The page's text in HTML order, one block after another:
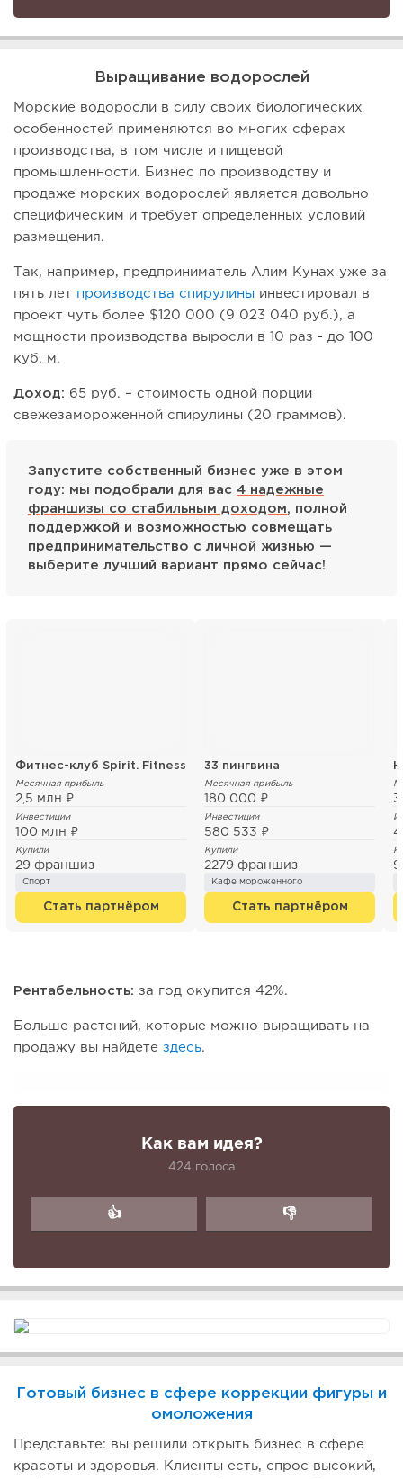
Выращивание водорослей
Морские водоросли в силу своих биологических
особенностей применяются во многих сферах
производства, в том числе и пищевой
промышленности. Бизнес по производству и
продаже морских водорослей является довольно
специфическим и требует определенных условий
размещения.
Так, например, предприниматель Алим Кунах уже за
пять лет производства спирулины инвестировал в
проект чуть более $120 000 (9 023 040 руб.), а
мощности производства выросли в 10 раз - до 100
куб. м.
Доход: 65 руб. – стоимость одной порции
свежезамороженной спирулины (20 граммов).
Запустите собственный бизнес уже в этом
году: мы подобрали для вас 4 надежные
франшизы со стабильным доходом, полной
поддержкой и возможностью совмещать
предпринимательство с личной жизнью —
выберите лучший вариант прямо сейчас!
Фитнес-клуб Spirit. Fitness
Месячная прибыль
2,5 млн ₽
Инвестиции
100 млн ₽
Купили
29 франшиз
Спорт
Стать партнёром
33 пингвина
Месячная прибыль
180 000 ₽
Инвестиции
580 533 ₽
Купили
2279 франшиз
Кафе мороженного
Стать партнёром
Рентабельность: за год окупится 42%.
Больше растений, которые можно выращивать на
продажу вы найдете здесь.
Как вам идея?
424 голоса
👍 👎
Готовый бизнес в сфере коррекции фигуры и
омоложения
Представьте: вы решили открыть бизнес в сфере
красоты и здоровья. Клиенты есть, спрос высокий,